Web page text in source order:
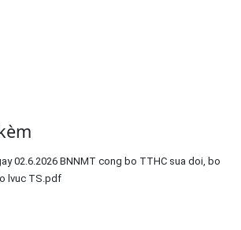
02.6.2026 BNNMT cong bo TTHC sua doi, bo
lvuc TS.pdf